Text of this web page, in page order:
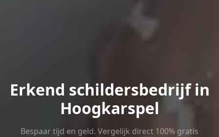
Erkend schildersbedrijf in
Hoogkarspel
Bespaar tijd en geld. Vergelijk direct 100% gratis